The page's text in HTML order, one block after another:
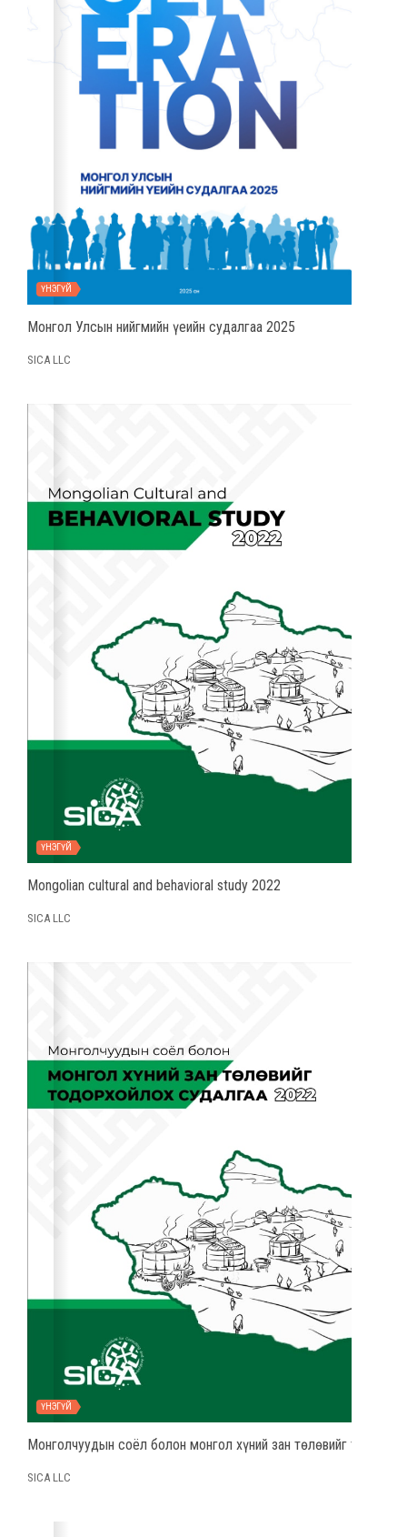
ҮНЭГҮЙ
Монгол Улсын нийгмийн үеийн судалгаа 2025
SICA LLC
ҮНЭГҮЙ
Mongolian cultural and behavioral study 2022
SICA LLC
ҮНЭГҮЙ
Монголчуудын соёл болон монгол хүний зан төлөвийг
SICA LLC